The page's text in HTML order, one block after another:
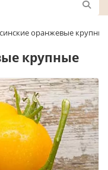
оранжевые крупные
крупные